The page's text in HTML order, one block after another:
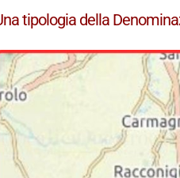
tipologia della